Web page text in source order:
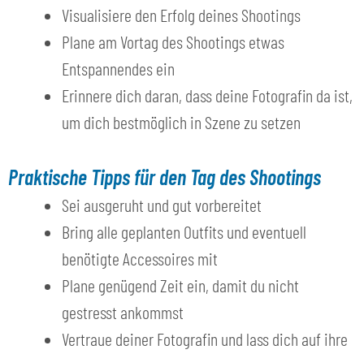
Visualisiere den Erfolg deines Shootings
Plane am Vortag des Shootings etwas
Entspannendes ein
Erinnere dich daran, dass deine Fotografin da ist,
um dich bestmöglich in Szene zu setzen
Praktische Tipps für den Tag des Shootings
Sei ausgeruht und gut vorbereitet
Bring alle geplanten Outfits und eventuell
benötigte Accessoires mit
Plane genügend Zeit ein, damit du nicht
gestresst ankommst
Vertraue deiner Fotografin und lass dich auf ihre